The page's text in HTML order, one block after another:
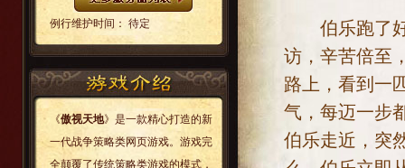
例行维护时间： 待定
《傲视天地》是一款精心打造的新
一代战争策略类网页游戏。游戏完
全颠覆了传统策略类游戏的模式，
伯乐跑了好
访，辛苦倍至
路上，看到一
气，每迈一步
伯乐走近，突